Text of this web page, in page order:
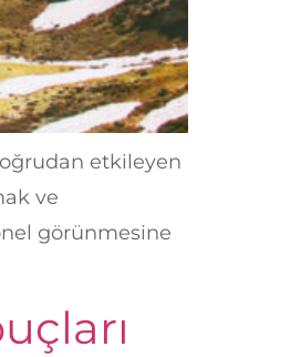
etkileyen
ve
görünmesine